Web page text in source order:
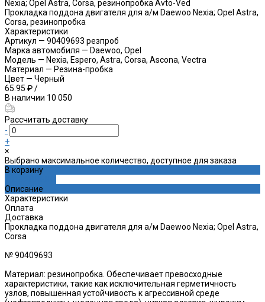
Прокладка поддона двигателя для а/м Daewoo Nexia; Opel Astra,
Corsa, резинопробка
Характеристики
Артикул — 90409693 резпроб
Марка автомобиля — Daewoo, Opel
Модель — Nexia, Espero, Astra, Corsa, Ascona, Vectra
Материал — Резина-пробка
Цвет — Черный
65.95 ₽/
В наличии 10 050
Рассчитать доставку
-
+
×
Выбрано максимальное количество, доступное для заказа
В корзину
Описание
Характеристики
Оплата
Доставка
Прокладка поддона двигателя для а/м Daewoo Nexia; Opel Astra,
Corsa
№ 90409693
Материал: резинопробка. Обеспечивает превосходные
характеристики, такие как исключительная герметичность
узлов, повышенная устойчивость к агрессивной среде